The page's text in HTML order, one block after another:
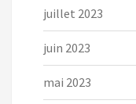
juillet 2023
juin 2023
mai 2023